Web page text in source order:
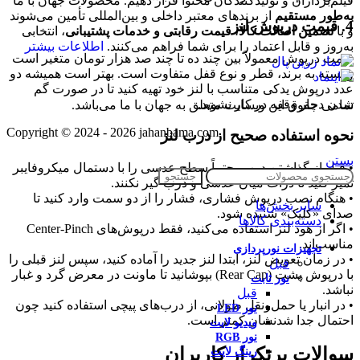
4. قیمت درپوش لنز
قیمت درپوش معمولاً بین چند ده تا چند صد هزار تومان متغیر است
و بسته به برند، قطر و نوع قفل متفاوت است. بهتر است همیشه دو
عدد درپوش یدکی متناسب با لنز خود تهیه کنید تا در صورت گم
شدن دچار وقفه در کار نشوید.
نحوه استفاده صحیح از درب لنز
• قبل از گذاشتن درب، حتماً سطح عدسی را با دستمال میکروفایبر
تمیز کنید تا ذرات میان عدسی و درب گیر نکنند.
• هنگام نصب درپوش فشاری، فشار را از دو سمت وارد کنید تا
صدای «کلیک» شنیده شود.
• اگر از هود لنز استفاده می‌کنید، فقط درپوش‌های Center-Pinch
مناسب‌اند.
• در زمان تعویض لنز، ابتدا لنز جدید را آماده کنید، سپس لنز قبلی را
با درپوش پشت (Rear Cap) بپوشانید تا ماونت در معرض گرد و غبار
نباشد.
• در انبار یا حمل‌ونقل طولانی، از درب‌های پیچی استفاده کنید چون
احتمال جدا شدنشان کمتر است.
سوالات پر‌تکرار کاربران
به‌طور مستقیم از برندهای معتبر داخلی و بین‌المللی تأمین می‌شوند
و باتضمین اصالت کالا،قیمت رقابتی و خدمات پشتیبانی، انتخابی
به‌روز و قابل اعتماد را برای شما فراهم می‌کنند. اطلاعات بیشتر
تمامی حقوق اين وبسايت متعلق به جهان با ما می‌باشد.
Copyright © 2024 - 2026 jahanbama.com
بستن
جستجو
سایر بخش‌ها
دسته‌بندی کالاها
تجهیزات نورپردازی
قبل
نور ثابت
قبل
نور LED
ویدیو لایت
نور RGB
رینگ لایت